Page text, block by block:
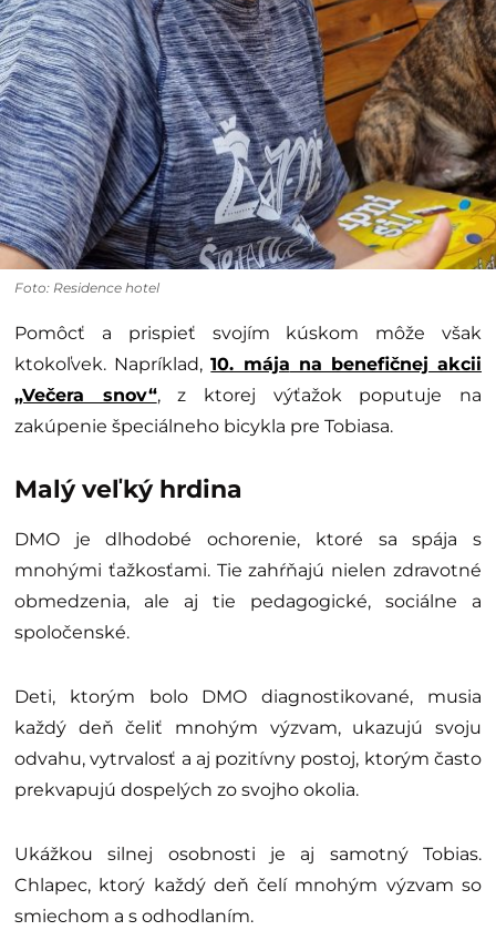
Foto: Residence hotel
Pomôcť a prispieť svojím kúskom môže však
ktokoľvek. Napríklad,10. mája na benefičnej akcii
„Večera snov“, z ktorej výťažok poputuje na
zakúpenie špeciálneho bicykla pre Tobiasa.
Malý veľký hrdina
DMO je dlhodobé ochorenie, ktoré sa spája s
mnohými ťažkosťami. Tie zahŕňajú nielen zdravotné
obmedzenia, ale aj tie pedagogické, sociálne a
spoločenské.
Deti, ktorým bolo DMO diagnostikované, musia
každý deň čeliť mnohým výzvam, ukazujú svoju
odvahu, vytrvalosť a aj pozitívny postoj, ktorým často
prekvapujú dospelých zo svojho okolia.
Ukážkou silnej osobnosti je aj samotný Tobias.
Chlapec, ktorý každý deň čelí mnohým výzvam so
smiechom a s odhodlaním.